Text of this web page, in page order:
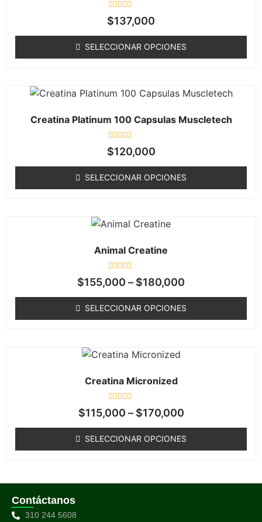
Valorado
en
de
5
$137,000
SELECCIONAR OPCIONES
Creatina Platinum 100 Capsulas Muscletech
Valorado
en
de
5
$120,000
SELECCIONAR OPCIONES
Animal Creatine
Valorado
en
de
5
$155,000 – $180,000
SELECCIONAR OPCIONES
Creatina Micronized
Valorado
en
de
5
$115,000 – $170,000
SELECCIONAR OPCIONES
Contáctanos
310 244 5608